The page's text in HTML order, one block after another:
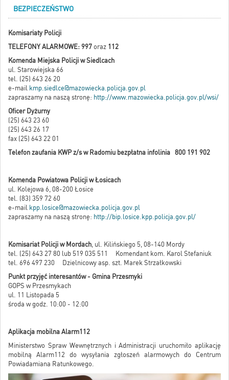
BEZPIECZEŃSTWO
Komisariaty Policji
TELEFONY ALARMOWE: 997 oraz 112
Komenda Miejska Policji w Siedlcach
ul. Starowiejska 66
tel. (25) 643 26 20
e-mail kmp.siedlce@mazowiecka.policja.gov.pl
zapraszamy na naszą stronę: http://www.mazowiecka.policja.gov.pl/wsi/
Oficer Dyżurny
(25) 643 23 60
(25) 643 26 17
fax (25) 643 22 01
Telefon zaufania KWP z/s w Radomiu bezpłatna infolinia 800 191 902
Komenda Powiatowa Policji w Łosicach
ul. Kolejowa 6, 08-200 Łosice
tel. (83) 359 72 60
e-mail kpp.losice@mazowiecka.policja.gov.pl
zapraszamy na naszą stronę: http://bip.losice.kpp.policja.gov.pl/
Komisariat Policji w Mordach, ul. Kilińskiego 5, 08-140 Mordy
tel. (25) 643 27 80 lub 519 035 511 Komendant kom. Karol Stefaniuk
tel. 696 497 230 Dzielnicowy asp. szt. Marek Strzałkowski
Punkt przyjęć interesantów - Gmina Przesmyki
GOPS w Przesmykach
ul. 11 Listopada 5
środa w godz. 10:00 - 12:00
Aplikacja mobilna Alarm112
Ministerstwo Spraw Wewnętrznych i Administracji uruchomiło aplikację
mobilną Alarm112 do wysyłania zgłoszeń alarmowych do Centrum
Powiadamiana Ratunkowego.